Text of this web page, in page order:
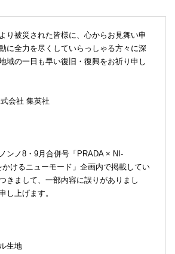
り被災された皆様に、心からお見舞い申
に全力を尽くしていらっしゃる方々に深
域の一日も早い復旧・復興をお祈り申し
会社 集英社
ンノ8・9月合併号「PRADA × NI-
けるニューモード」企画内で掲載してい
きまして、一部内容に誤りがありまし
し上げます。
生地